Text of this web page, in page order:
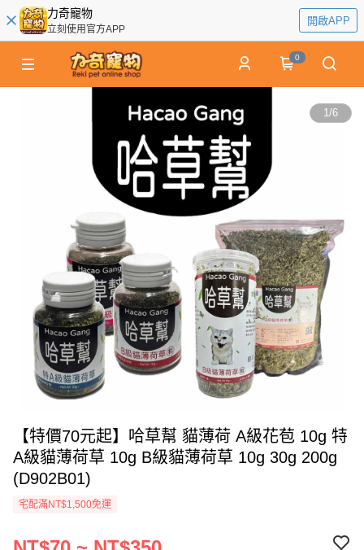
力奇寵物
立刻使用官方APP
開啟APP
0
1/6
【特價70元起】哈草幫 貓薄荷 A級花苞 10g 特
A級貓薄荷草 10g B級貓薄荷草 10g 30g 200g
(D902B01)
宅配滿NT$1,500免運